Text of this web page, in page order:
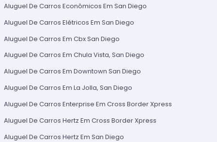
Aluguel De Carros Econômicos Em San Diego
Aluguel De Carros Elétricos Em San Diego
Aluguel De Carros Em Cbx San Diego
Aluguel De Carros Em Chula Vista, San Diego
Aluguel De Carros Em Downtown San Diego
Aluguel De Carros Em La Jolla, San Diego
Aluguel De Carros Enterprise Em Cross Border Xpress
Aluguel De Carros Hertz Em Cross Border Xpress
Aluguel De Carros Hertz Em San Diego